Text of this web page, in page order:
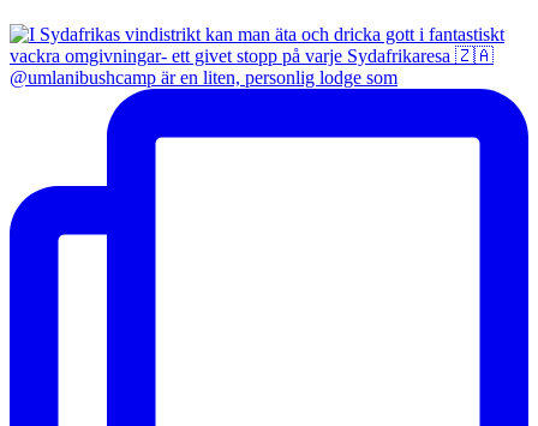
@umlanibushcamp är en liten, personlig lodge som